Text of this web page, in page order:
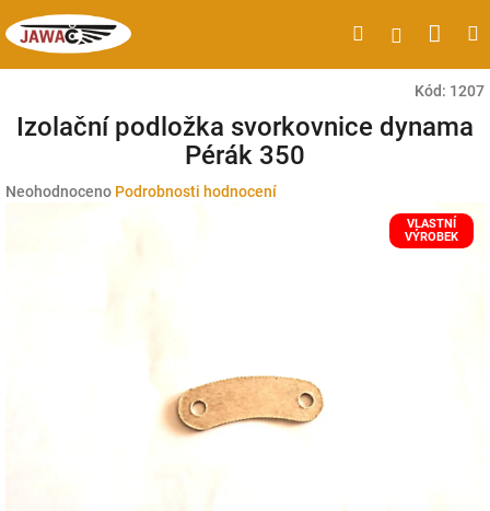
na
obsah
HledatPřihlášení
Kód: 1207
Izolační podložka svorkovnice dynama
Pérák 350
Průměrné
Neohodnoceno Podrobnosti hodnocení
VLASTNÍ
VÝROBEK